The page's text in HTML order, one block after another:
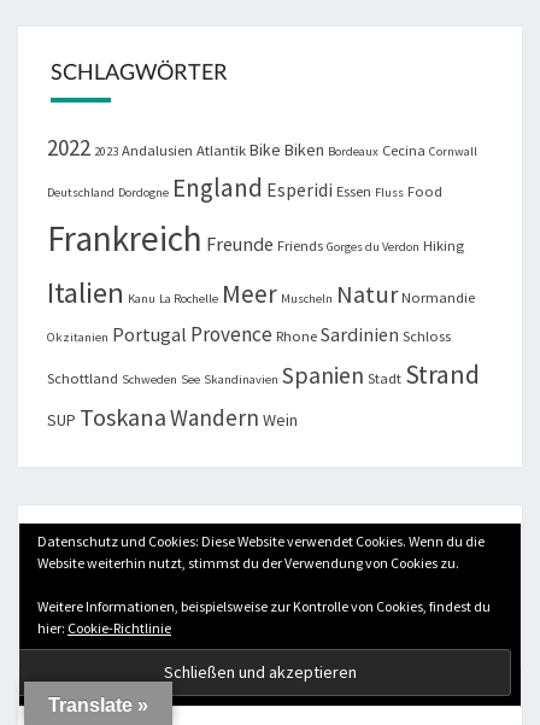
SCHLAGWÖRTER
2022 2023 Andalusien Atlantik Bike Biken Bordeaux Cecina Cornwall
Deutschland Dordogne England Esperidi Essen Fluss Food
Frankreich Freunde Friends Gorges du Verdon Hiking
Italien Kanu La Rochelle Meer Muscheln Natur Normandie
Okzitanien Portugal Provence Rhone Sardinien Schloss
Schottland Schweden See Skandinavien Spanien Stadt Strand
SUP ToskanaWandern Wein
KATEGORIEN
Kategorien
Translate »
Datenschutz und Cookies: Diese Website verwendet Cookies. Wenn du die
Website weiterhin nutzt, stimmst du der Verwendung von Cookies zu.
Weitere Informationen, beispielsweise zur Kontrolle von Cookies, findest du
hier: Cookie-Richtlinie